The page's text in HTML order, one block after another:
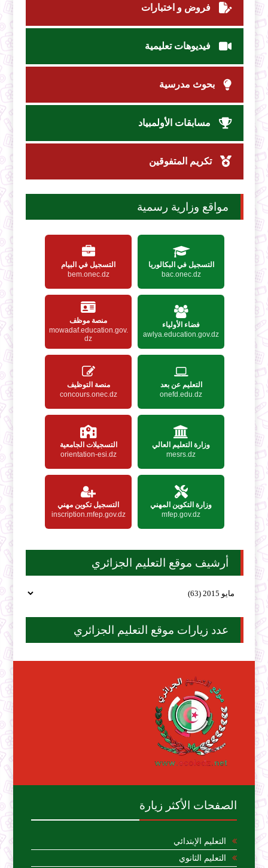
فروض و اختبارات
فيديوهات تعليمية
بحوث مدرسية
مسابقات الأولمبياد
تكريم المتفوقين
مواقع وزارية رسمية
التسجيل في البكالوريا
bac.onec.dz
التسجيل في البيام
bem.onec.dz
فضاء الأولياء
awlya.education.gov.dz
منصة موظف
mowadaf.education.gov.
dz
التعليم عن بعد
onefd.edu.dz
منصة التوظيف
concours.onec.dz
وزارة التعليم العالي
mesrs.dz
التسجيلات الجامعية
orientation-esi.dz
وزارة التكوين المهني
mfep.gov.dz
التسجيل تكوين مهني
inscription.mfep.gov.dz
أرشيف موقع التعليم الجزائري
عدد زيارات موقع التعليم الجزائري
الصفحات الأكثر زيارة
التعليم الإبتدائي
التعليم الثانوي